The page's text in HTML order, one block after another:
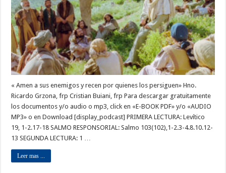
« Amen a sus enemigos y recen por quienes los persiguen» Hno.
Ricardo Grzona, frp Cristian Buiani, frp Para descargar gratuitamente
los documentos y/o audio o mp3, click en «E-BOOK PDF» y/o «AUDIO
MP3» o en Download [display_podcast] PRIMERA LECTURA: Levítico
19, 1-2.17-18 SALMO RESPONSORIAL: Salmo 103(102),1-2.3-4.8.10.12-
13 SEGUNDA LECTURA: 1 …
Leer mas ...